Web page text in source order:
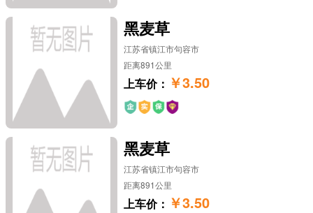
黑麦草
江苏省镇江市句容市
距离891公里
上车价： ￥3.50
黑麦草
江苏省镇江市句容市
距离891公里
上车价： ￥3.50